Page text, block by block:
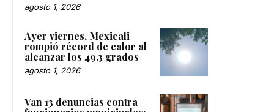
agosto 1, 2026
Ayer viernes, Mexicali
rompió récord de calor al
alcanzar los 49.3 grados
agosto 1, 2026
Van 13 denuncias contra